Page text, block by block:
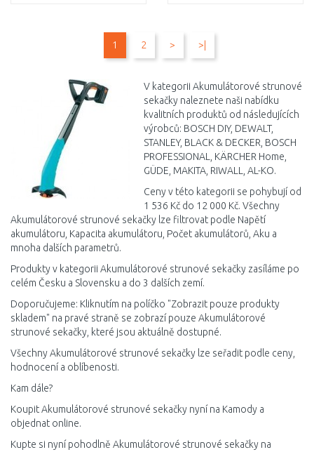
1 2 > >|
V kategorii Akumulátorové strunové
sekačky naleznete naši nabídku
kvalitních produktů od následujících
výrobců: BOSCH DIY, DEWALT,
STANLEY, BLACK & DECKER, BOSCH
PROFESSIONAL, KÄRCHER Home,
GÜDE, MAKITA, RIWALL, AL-KO.
Ceny v této kategorii se pohybují od
1 536 Kč do 12 000 Kč. Všechny
Akumulátorové strunové sekačky lze filtrovat podle Napětí
akumulátoru, Kapacita akumulátoru, Počet akumulátorů, Aku a
mnoha dalších parametrů.
Produkty v kategorii Akumulátorové strunové sekačky zasíláme po
celém Česku a Slovensku a do 3 dalších zemí.
Doporučujeme: Kliknutím na políčko "Zobrazit pouze produkty
skladem" na pravé straně se zobrazí pouze Akumulátorové
strunové sekačky, které jsou aktuálně dostupné.
Všechny Akumulátorové strunové sekačky lze seřadit podle ceny,
hodnocení a oblíbenosti.
Kam dále?
Koupit Akumulátorové strunové sekačky nyní na Kamody a
objednat online.
Kupte si nyní pohodlně Akumulátorové strunové sekačky na